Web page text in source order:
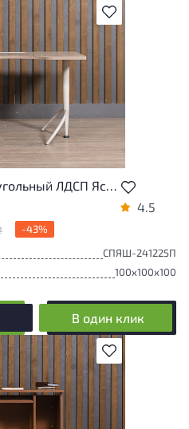
В избранное
на стадии
уточнить
у
Стол прямоугольный ЛДСП Ясень шимо
4.5
-43%
СПЯШ-241225П
100x100x100
В один клик
В избранное
на стадии